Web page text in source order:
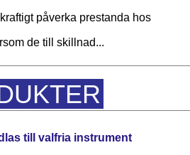
påverka prestanda hos
de till skillnad...
till valfria instrument